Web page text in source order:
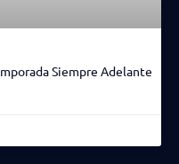
Siempre Adelante